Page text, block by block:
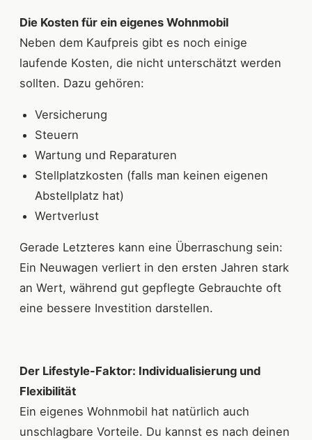
Die Kosten für ein eigenes Wohnmobil
Neben dem Kaufpreis gibt es noch einige
laufende Kosten, die nicht unterschätzt werden
sollten. Dazu gehören:
Versicherung
Steuern
Wartung und Reparaturen
Stellplatzkosten (falls man keinen eigenen
Abstellplatz hat)
Wertverlust
Gerade Letzteres kann eine Überraschung sein:
Ein Neuwagen verliert in den ersten Jahren stark
an Wert, während gut gepflegte Gebrauchte oft
eine bessere Investition darstellen.
Der Lifestyle-Faktor: Individualisierung und
Flexibilität
Ein eigenes Wohnmobil hat natürlich auch
unschlagbare Vorteile. Du kannst es nach deinen